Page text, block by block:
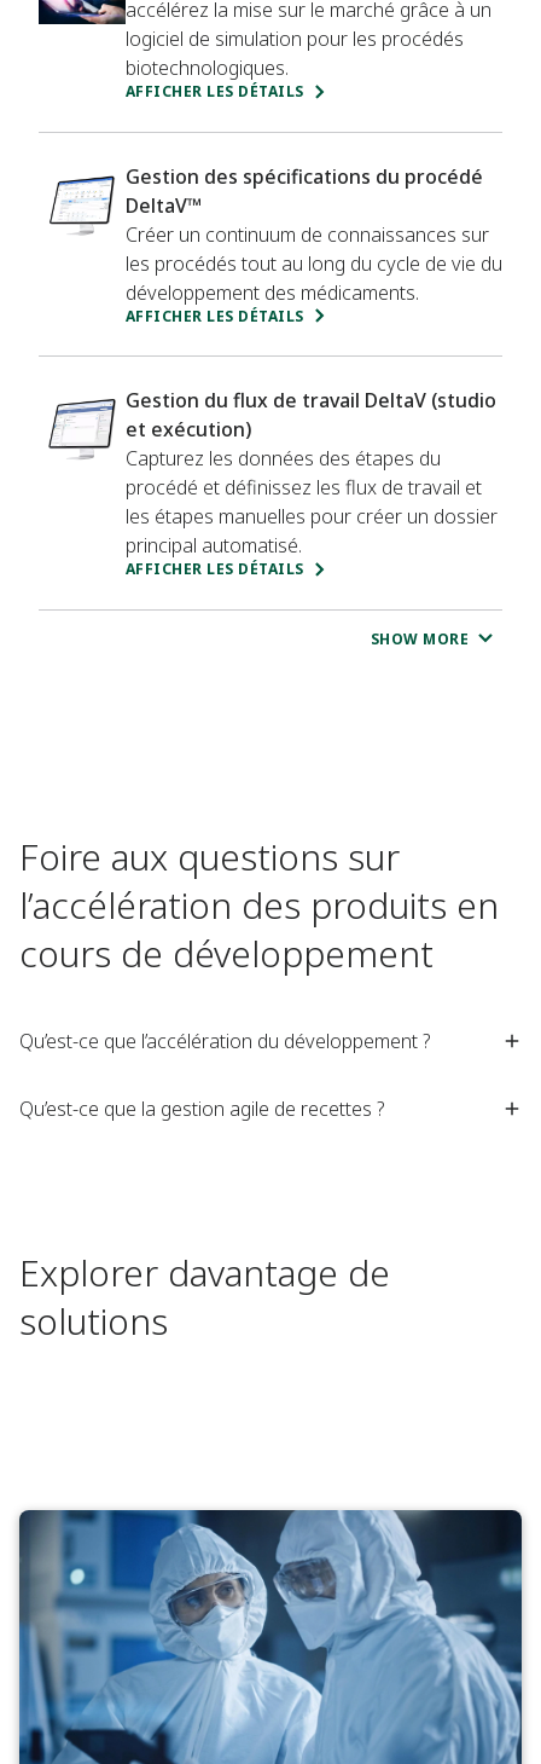
fabrication. Cela vous permet de déterminer quelle
installation dispose des capacités les plus adaptées
pour un nouveau produit et d’identifier les éventuelles
modifications nécessaires des installations. De la
simulation de procédé à la collecte des données de la
l’élimination des données manuelles grâce aux outils
de flux de travail, les technologies habilitantes
d’Emerson accélèrent votre flux de production.
accélérez la mise sur le marché grâce à un
logiciel de simulation pour les procédés
biotechnologiques.
AFFICHER LES DÉTAILS
Gestion des spécifications du procédé
DeltaV™
Créer un continuum de connaissances sur
les procédés tout au long du cycle de vie du
développement des médicaments.
AFFICHER LES DÉTAILS
Gestion du flux de travail DeltaV (studio
et exécution)
Capturez les données des étapes du
procédé et définissez les flux de travail et
les étapes manuelles pour créer un dossier
principal automatisé.
AFFICHER LES DÉTAILS
SHOW MORE
Foire aux questions sur
l’accélération des produits en
cours de développement
Qu’est-ce que l’accélération du développement ?
Qu’est-ce que la gestion agile de recettes ?
Explorer davantage de
solutions